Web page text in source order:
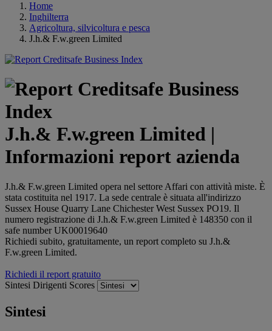
Home
Inghilterra
Agricoltura, silvicoltura e pesca
J.h.& F.w.green Limited
J.h.& F.w.green Limited |
Informazioni report azienda
J.h.& F.w.green Limited opera nel settore Affari con attività miste. È
stata costituita nel 1917. La sede centrale è situata all'indirizzo
Sussex House Quarry Lane Chichester West Sussex PO19. Il
numero registrazione di J.h.& F.w.green Limited è 148350 con il
safe number UK00019640
Richiedi subito, gratuitamente, un report completo su J.h.&
F.w.green Limited.
Richiedi il report gratuito
Sintesi Dirigenti Scores
Sintesi